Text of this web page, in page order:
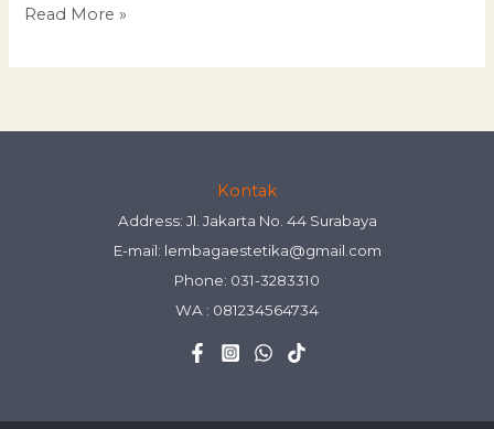
Read More »
Kontak
Address: Jl. Jakarta No. 44 Surabaya
E-mail: lembagaestetika@gmail.com
Phone: 031-3283310
WA : 081234564734